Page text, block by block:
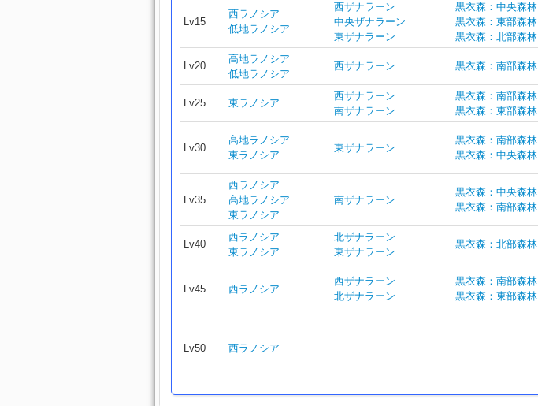
Lv15
西ラノシア
低地ラノシア
西ザナラーン
中央ザナラーン
東ザナラーン
黒衣森：中央森林
黒衣森：東部森林
黒衣森：北部森林
Lv20
高地ラノシア
低地ラノシア
西ザナラーン 黒衣森：南部森林
Lv25 東ラノシア
西ザナラーン
南ザナラーン
黒衣森：南部森林
黒衣森：東部森林
Lv30
高地ラノシア
東ラノシア
東ザナラーン
黒衣森：南部森林
黒衣森：中央森林
Lv35
西ラノシア
高地ラノシア
東ラノシア
南ザナラーン
黒衣森：中央森林
黒衣森：南部森林
Lv40
西ラノシア
東ラノシア
北ザナラーン
東ザナラーン
黒衣森：北部森林
Lv45 西ラノシア
西ザナラーン
北ザナラーン
黒衣森：南部森林
黒衣森：東部森林
Lv50 西ラノシア